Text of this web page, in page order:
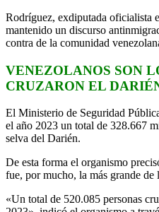
Rodríguez, exdiputada oficialista
mantenido un discurso
contra de la comunidad
VENEZOLANOS SON
CRUZARON EL
El Ministerio de Seguridad
el año 2023 un total de 328.667
selva del Darién.
De esta forma el organismo
fue, por mucho, la más grande de
«Un total de 520.085 personas